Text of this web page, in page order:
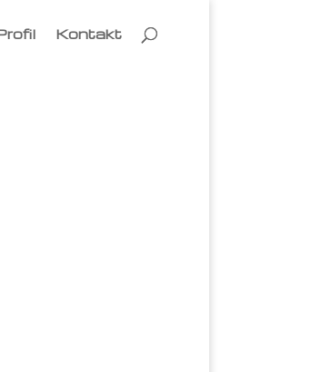
Kontakt